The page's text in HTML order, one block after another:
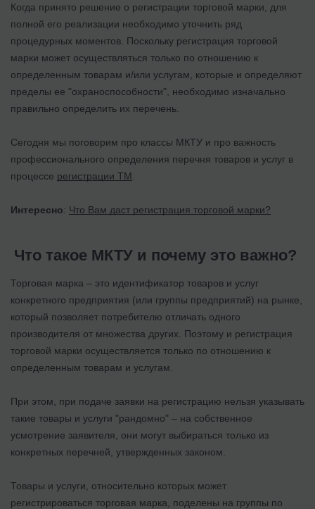
Когда принято решение о регистрации торговой марки, для
полной его реализации необходимо уточнить ряд
процедурных моментов. Поскольку регистрация торговой
марки может осуществляться только по отношению к
определенным товарам и/или услугам, которые и определяют
пределы ее "охраноспособности", необходимо изначально
правильно определить их перечень.
Сегодня мы поговорим про классы МКТУ и про важность
профессионального определения перечня товаров и услуг в
процессе регистрации ТМ
Интересно: Что Вам даст регистрация торговой марки?
Что такое МКТУ и почему это важно?
Торговая марка – это идентификатор товаров и услуг
конкретного предприятия (или группы предприятий) на рынке,
который позволяет потребителю отличать одного
производителя от множества других. Поэтому и регистрация
торговой марки осуществляется только по отношению к
определенным товарам и услугам.
При этом, при подаче заявки на регистрацию нельзя указывать
такие товары и услуги "рандомно" – на собственное
усмотрение заявителя, они могут выбираться только из
конкретных перечней, утвержденных законом.
Товары и услуги, относительно которых может
регистрироваться торговая марка, поделены на группы по